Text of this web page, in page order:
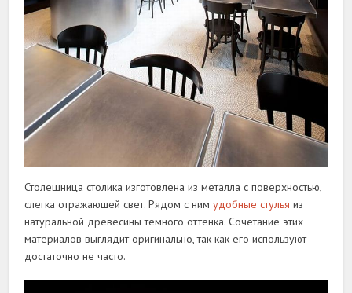
Столешница столика изготовлена из металла с поверхностью,
слегка отражающей свет. Рядом с нимудобные стулья из
натуральной древесины тёмного оттенка. Сочетание этих
материалов выглядит оригинально, так как его используют
достаточно не часто.